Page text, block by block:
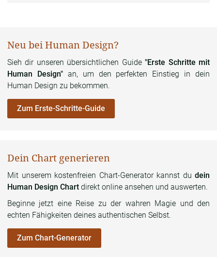
Neu bei Human Design?
Sieh dir unseren übersichtlichen Guide"Erste Schritte mit
Human Design"an, um den perfekten Einstieg in dein
Human Design zu bekommen.
Zum Erste-Schritte-Guide
Dein Chart generieren
Mit unserem kostenfreien Chart-Generator kannst du dein
Human Design Chart direkt online ansehen und auswerten.
Beginne jetzt eine Reise zu der wahren Magie und den
echten Fähigkeiten deines authentischen Selbst.
Zum Chart-Generator